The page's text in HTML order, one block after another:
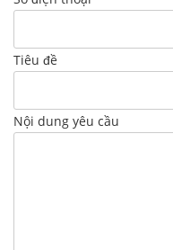
Tiêu đề
Nội dung yêu cầu